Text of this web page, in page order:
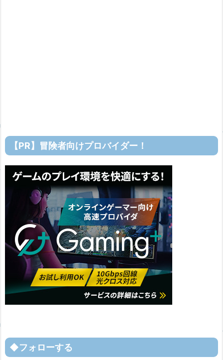
【PR】冒険者向けプロバイダー！
◆フォローする